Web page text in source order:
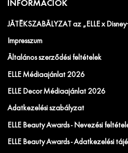
INFORMÁCIÓK
JÁTÉKSZABÁLYZAT az „ELLE x
Impresszum
Általános szerződési feltételek
ELLE Médiaajánlat 2026
ELLE Decor Médiaajánlat 2026
Adatkezelési szabályzat
ELLE Beauty Awards - Nevezési
ELLE Beauty Awards - Adatkezelési